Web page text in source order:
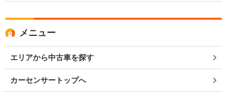
メニュー
エリアから中古車を探す
カーセンサートップへ